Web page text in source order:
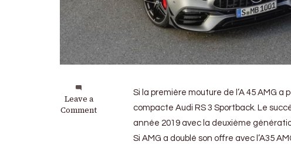
Leave a
Comment
on
Mercedes-
Si la première mouture de l’A 45 AMG
compacte Audi RS 3 Sportback. Le
année 2019 avec la deuxième
Si AMG a doublé son offre avec l’A35